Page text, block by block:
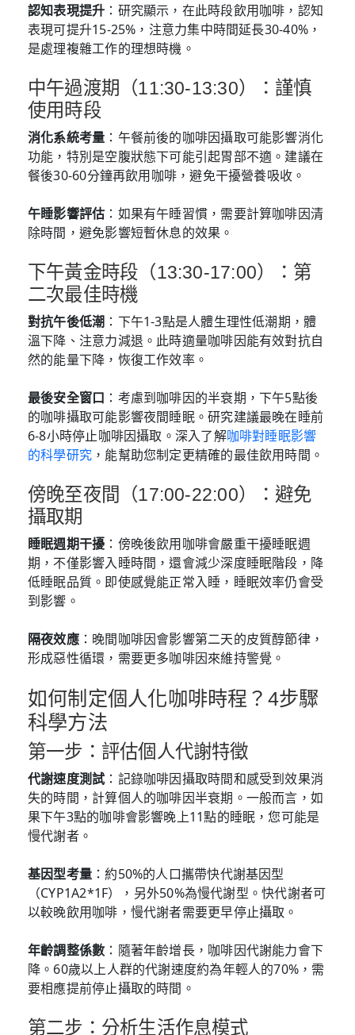
認知表現提升 ：研究顯示，在此時段飲用咖啡，認知
表現可提升15-25%，注意力集中時間延長30-40%，
是處理複雜工作的理想時機。
中午過渡期（11:30-13:30）：謹慎
使用時段
消化系統考量 ：午餐前後的咖啡因攝取可能影響消化
功能，特別是空腹狀態下可能引起胃部不適。建議在
餐後30-60分鐘再飲用咖啡，避免干擾營養吸收。
午睡影響評估 ：如果有午睡習慣，需要計算咖啡因清
除時間，避免影響短暫休息的效果。
下午黃金時段（13:30-17:00）：第
二次最佳時機
對抗午後低潮 ：下午1-3點是人體生理性低潮期，體
溫下降、注意力減退。此時適量咖啡因能有效對抗自
然的能量下降，恢復工作效率。
最後安全窗口 ：考慮到咖啡因的半衰期，下午5點後
的咖啡攝取可能影響夜間睡眠。研究建議最晚在睡前
6-8小時停止咖啡因攝取。深入了解咖啡對睡眠影響
的科學研究 ，能幫助您制定更精確的最佳飲用時間。
傍晚至夜間（17:00-22:00）：避免
攝取期
睡眠週期干擾 ：傍晚後飲用咖啡會嚴重干擾睡眠週
期，不僅影響入睡時間，還會減少深度睡眠階段，降
低睡眠品質。即使感覺能正常入睡，睡眠效率仍會受
到影響。
隔夜效應：晚間咖啡因會影響第二天的皮質醇節律，
形成惡性循環，需要更多咖啡因來維持警覺。
如何制定個人化咖啡時程？4步驟
科學方法
第一步：評估個人代謝特徵
代謝速度測試 ：記錄咖啡因攝取時間和感受到效果消
失的時間，計算個人的咖啡因半衰期。一般而言，如
果下午3點的咖啡會影響晚上11點的睡眠，您可能是
慢代謝者。
基因型考量 ：約50%的人口攜帶快代謝基因型
（CYP1A2*1F），另外50%為慢代謝型。快代謝者可
以較晚飲用咖啡，慢代謝者需要更早停止攝取。
年齡調整係數 ：隨著年齡增長，咖啡因代謝能力會下
降。60歲以上人群的代謝速度約為年輕人的70%，需
要相應提前停止攝取的時間。
第二步：分析生活作息模式